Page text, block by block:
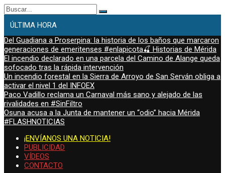
Buscar:
ÚLTIMA HORA
Del Guadiana a Proserpina: la historia de los baños que marcaron
generaciones de emeritenses #enlapicota🍒 Historias de Mérida
El incendio declarado en una parcela del Camino de Alange queda
sofocado tras la rápida intervención
Un incendio forestal en la Sierra de Arroyo de San Serván obliga a
activar el nivel 1 del INFOEX
Paco Vadillo reclama un Carnaval más sano y alejado de las
rivalidades en #SinFiltro
Osuna acusa a la Junta de mantener un “odio” hacia Mérida
#FLASHNOTICIAS
¡ENVÍANOS UNA NOTICIA!
PUBLICIDAD
VÍDEOS
CONTACTO